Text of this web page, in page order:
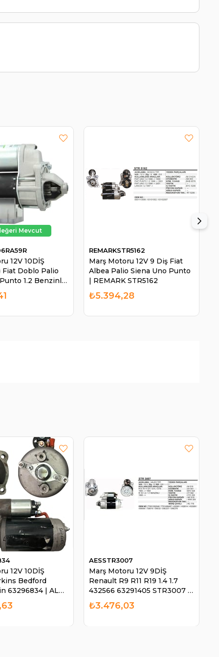
12V 10DİŞ
Fiat Doblo Palio
1.2 Benzinli |
Marş Motoru 12V 9 Diş Fiat
Albea Palio Siena Uno Punto
| REMARK STR5162
REMARKSTR5162
₺5.394,28
12V 10DİŞ
Bedford
63296834 | ALBİ
Marş Motoru 12V 9DİŞ
Renault R9 R11 R19 1.4 1.7
432566 63291405 STR3007 |
AES STR3007
AESSTR3007
₺3.476,03